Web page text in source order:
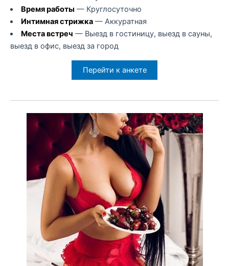
Время работы — Круглосуточно
Интимная стрижка— Аккуратная
Места встреч — Выезд в гостиницу, выезд в сауны,
выезд в офис, выезд за город
Перейти к анкете